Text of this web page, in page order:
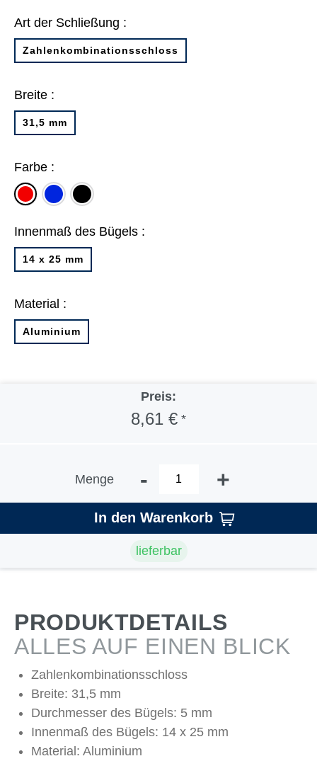
Art der Schließung :
Zahlenkombinationsschloss
Breite :
31,5 mm
Farbe :
rot blau schwarz
Innenmaß des Bügels :
14 x 25 mm
Material :
Aluminium
Preis:
8,61 € *
Menge - +
In den Warenkorb
lieferbar
PRODUKTDETAILS
ALLES AUF EINEN BLICK
Zahlenkombinationsschloss
Breite: 31,5 mm
Durchmesser des Bügels: 5 mm
Innenmaß des Bügels: 14 x 25 mm
Material: Aluminium